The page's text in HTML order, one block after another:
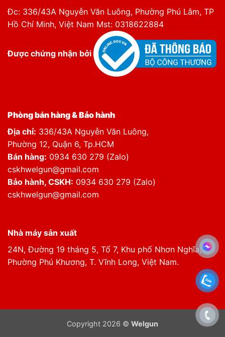
Đc: 336/43A Nguyễn Văn Luông, Phường Phú Lâm, TP
Hồ Chí Minh, Việt Nam Mst: 0318622884
Được chứng nhận bởi
Phòng bán hàng & Bảo hành
Địa chỉ: 336/43A Nguyễn Văn Luông,
Phường 12, Quận 6, Tp.HCM
Bán hàng: 0934 630 279 (Zalo)
cskhwelgun@gmail.com
Bảo hành, CSKH: 0934 630 279 (Zalo)
cskhwelgun@gmail.com
Nhà máy sản xuất
24N, Đường 19 tháng 5, Tổ 7, Khu phố Nhơn Nghĩa,
Phường Phú Khương, T. Vĩnh Long, Việt Nam.
Copyright 2026 © Welgun